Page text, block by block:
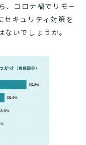
、コロナ禍でリモー
セキュリティ対策を
いでしょうか。